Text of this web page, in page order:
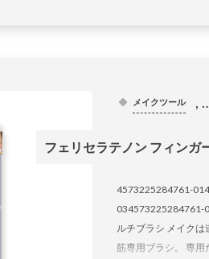
メイクツール ,
フェリセラテノン フィンガ
4573225284761-
034573225284761-
ルチブラシ メイク
筋専用ブラシ。 専用